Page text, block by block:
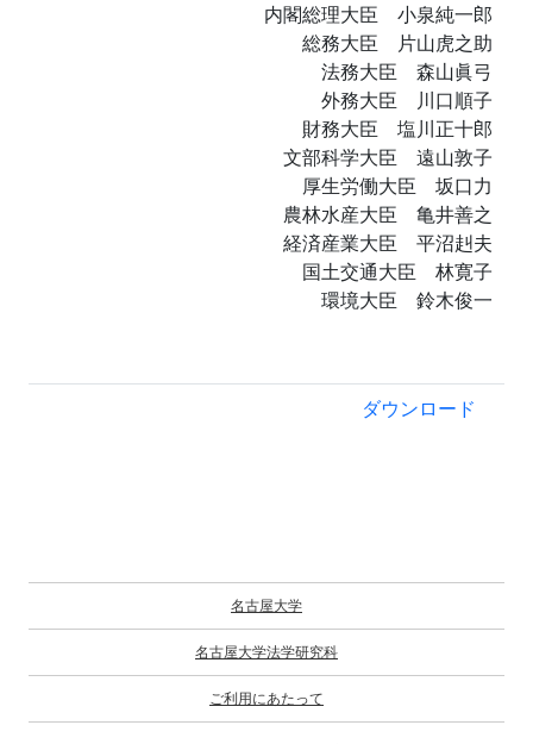
内閣総理大臣 小泉純一郎
総務大臣 片山虎之助
法務大臣 森山眞弓
外務大臣 川口順子
財務大臣 塩川正十郎
文部科学大臣 遠山敦子
厚生労働大臣 坂口力
農林水産大臣 亀井善之
経済産業大臣 平沼赳夫
国土交通大臣 林寛子
環境大臣 鈴木俊一
ダウンロード
名古屋大学
名古屋大学法学研究科
ご利用にあたって